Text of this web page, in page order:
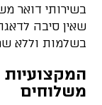
בשירותי דואר
שאין סיבה
בשלמות וללא
משלוחים